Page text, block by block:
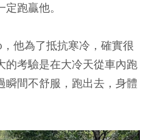
跑贏他。
他為了抵抗寒冷，確實很
的考驗是在大冷天從車內跑
瞬間不舒服，跑出去，身體